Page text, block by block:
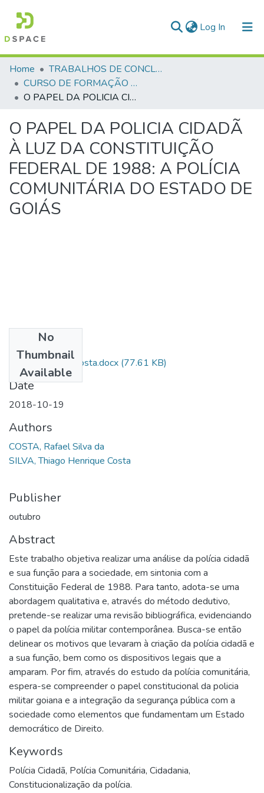
Log In (current)
Communities & Collections
All of DSpace
Home
TRABALHOS DE CONCLUSÃO DE CURSO - CFP (CURSO DE FORMAÇÃO DE PRAÇAS)
CURSO DE FORMAÇÃO DE PRAÇAS - CFP - 2018
O PAPEL DA POLICIA CIDADÃ À LUZ DA CONSTITUIÇÃO FEDERAL DE 1988: A POLÍCIA COMUNITÁRIA DO ESTADO DE GOIÁS
O PAPEL DA POLICIA CIDADÃ
À LUZ DA CONSTITUIÇÃO
FEDERAL DE 1988: A POLÍCIA
COMUNITÁRIA DO ESTADO DE
GOIÁS
No
Thumbnail
Available
Rafael Silva Da Costa.docx (77.61 KB)
Date
2018-10-19
Authors
COSTA, Rafael Silva da
SILVA, Thiago Henrique Costa
Publisher
outubro
Abstract
Este trabalho objetiva realizar uma análise da polícia cidadã
e sua função para a sociedade, em sintonia com a
Constituição Federal de 1988. Para tanto, adota-se uma
abordagem qualitativa e, através do método dedutivo,
pretende-se realizar uma revisão bibliográfica, evidenciando
o papel da polícia militar contemporânea. Busca-se então
delinear os motivos que levaram à criação da polícia cidadã e
a sua função, bem como os dispositivos legais que a
amparam. Por fim, através do estudo da polícia comunitária,
espera-se compreender o papel constitucional da policia
militar goiana e a integração da segurança pública com a
sociedade como elementos que fundamentam um Estado
democrático de Direito.
Keywords
Polícia Cidadã, Polícia Comunitária, Cidadania,
Constitucionalização da polícia.